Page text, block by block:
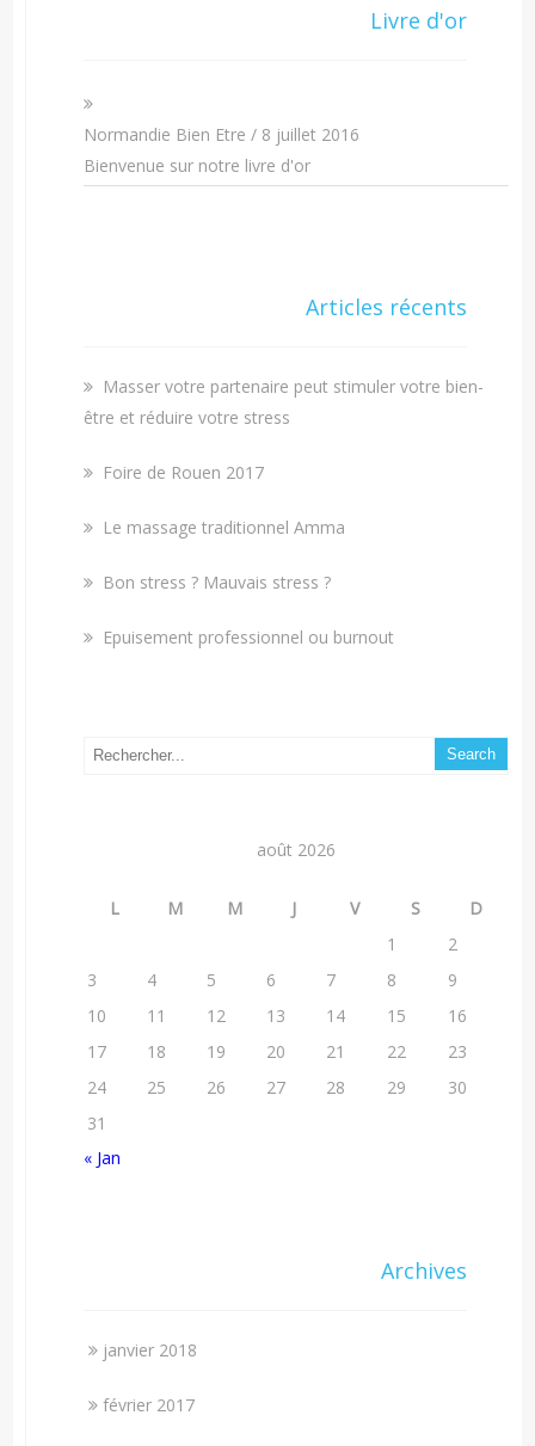
Livre d'or
Normandie Bien Etre / 8 juillet 2016
Bienvenue sur notre livre d'or
Articles récents
Masser votre partenaire peut stimuler votre bien-
être et réduire votre stress
Foire de Rouen 2017
Le massage traditionnel Amma
Bon stress ? Mauvais stress ?
Epuisement professionnel ou burnout
août 2026
L M M J V S
D
1
2
3
4 5 6 7 8
9
10
11 12 13 14 15
16
17
18 19 20 21 22
23
24
25 26 27 28 29
30
31
« Jan
Archives
janvier 2018
février 2017